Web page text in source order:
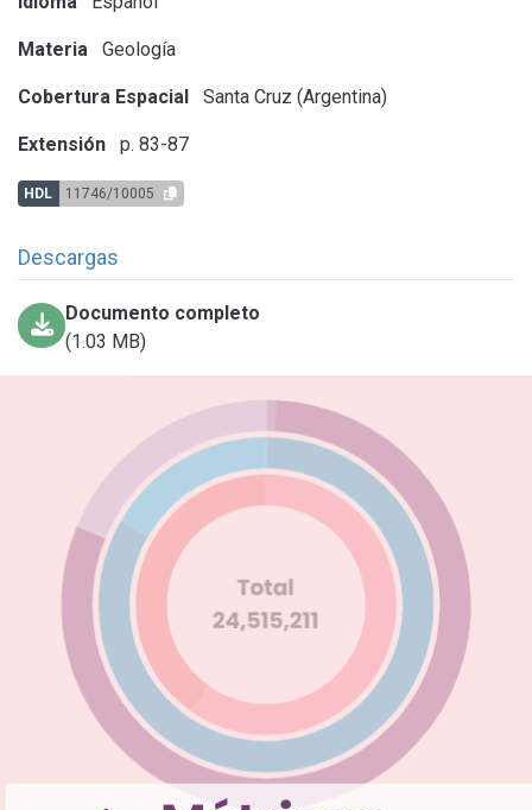
Materia Geología
Cobertura Espacial Santa Cruz (Argentina)
Extensión p. 83-87
HDL 11746/10005
Descargas
Documento completo
(1.03 MB)